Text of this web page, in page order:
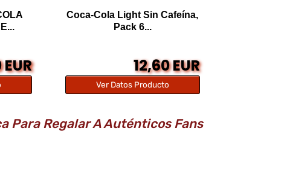
Coca-Cola Light Sin Cafeína,
Pack 6...
12,60 EUR
Ver Datos Producto
Para Regalar A Auténticos Fans